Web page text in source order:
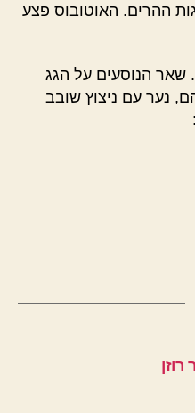
ההרים. האוטובוס פצע
הנוסעים על הגג
נער עם ניצוץ שובב